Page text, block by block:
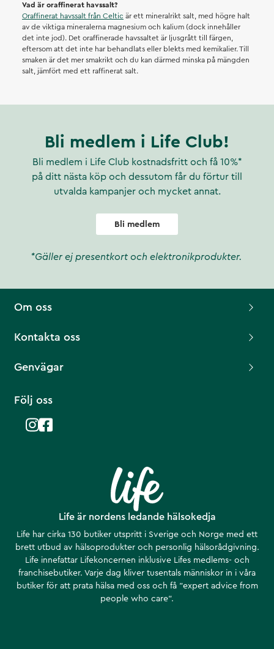
Vad är oraffinerat havssalt?
Oraffinerat havssalt från Celtic är ett mineralrikt salt, med högre halt
av de viktiga mineralerna magnesium och kalium (dock innehåller
det inte jod). Det oraffinerade havssaltet är ljusgrått till färgen,
eftersom att det inte har behandlats eller blekts med kemikalier. Till
smaken är det mer smakrikt och du kan därmed minska på mängden
salt, jämfört med ett raffinerat salt.
Bli medlem i Life Club!
Bli medlem i Life Club kostnadsfritt och få 10%*
på ditt nästa köp och dessutom får du förtur till
utvalda kampanjer och mycket annat.
Bli medlem
*Gäller ej presentkort och elektronikprodukter.
Life är nordens ledande hälsokedja
Life har cirka 130 butiker utspritt i Sverige och Norge med ett
brett utbud av hälsoprodukter och personlig hälsorådgivning.
Life innefattar Lifekoncernen inklusive Lifes medlems- och
franchisebutiker. Varje dag kliver tusentals människor in i våra
butiker för att prata hälsa med oss och få ”expert advice from
people who care”.
Om oss
Kontakta oss
Genvägar
Följ oss